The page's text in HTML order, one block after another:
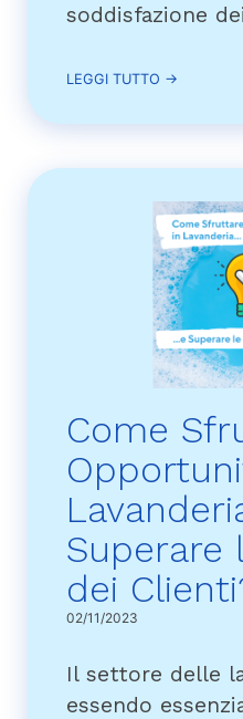
soddisfazione
LEGGI TUTTO →
Come
Superare
dei
02/11/2023
Il settore delle
essendo